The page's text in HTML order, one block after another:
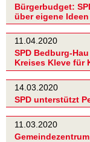
Bürgerbudget:
über eigene
11.04.2020
SPD Bedburg-
Kreises Kleve für
14.03.2020
SPD unterstützt
11.03.2020